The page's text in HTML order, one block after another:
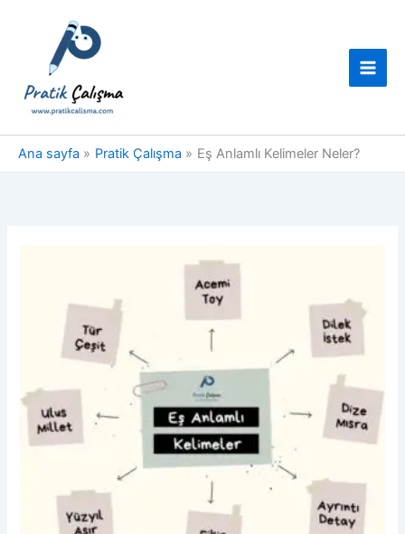
Ana sayfa Pratik Çalışma Eş Anlamlı Kelimeler Neler?